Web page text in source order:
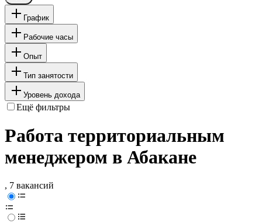
График
Рабочие часы
Опыт
Тип занятости
Уровень дохода
Ещё фильтры
Работа территориальным
менеджером в Абакане
, 7 вакансий